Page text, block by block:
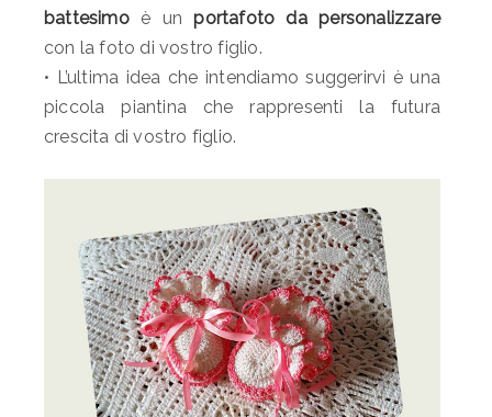
battesimoè unportafoto da personalizzare
con la foto di vostro figlio.
• L’ultima idea che intendiamo suggerirvi è una
piccola piantina che rappresenti la futura
crescita di vostro figlio.